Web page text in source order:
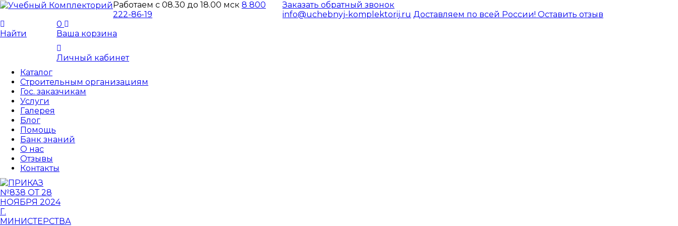
Работаем с 08.30 до 18.00 мск 8 800
222-86-19
Заказать обратный звонок
info@uchebnyj-komplektorij.ru Доставляем по всей России! Оставить отзыв
Найти
0
Ваша корзина
Личный кабинет
Каталог
Строительным организациям
Гос. заказчикам
Услуги
Галерея
Блог
Помощь
Банк знаний
О нас
Отзывы
Контакты